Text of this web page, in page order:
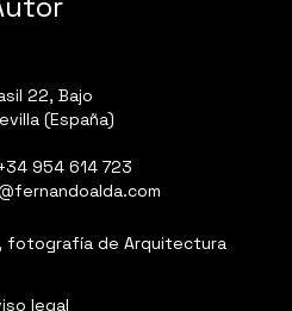
22, Bajo
(España)
954 614 723
fotografía de Arquitectura
legal